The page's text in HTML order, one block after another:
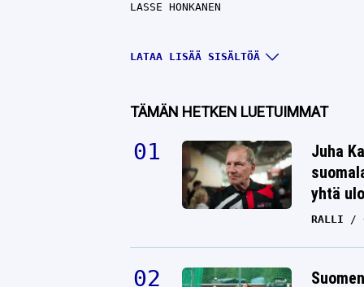
LASSE HONKANEN
LATAA LISÄÄ SISÄLTÖÄ
TÄMÄN HETKEN LUETUIMMAT
Juha
yhtä
RALLI